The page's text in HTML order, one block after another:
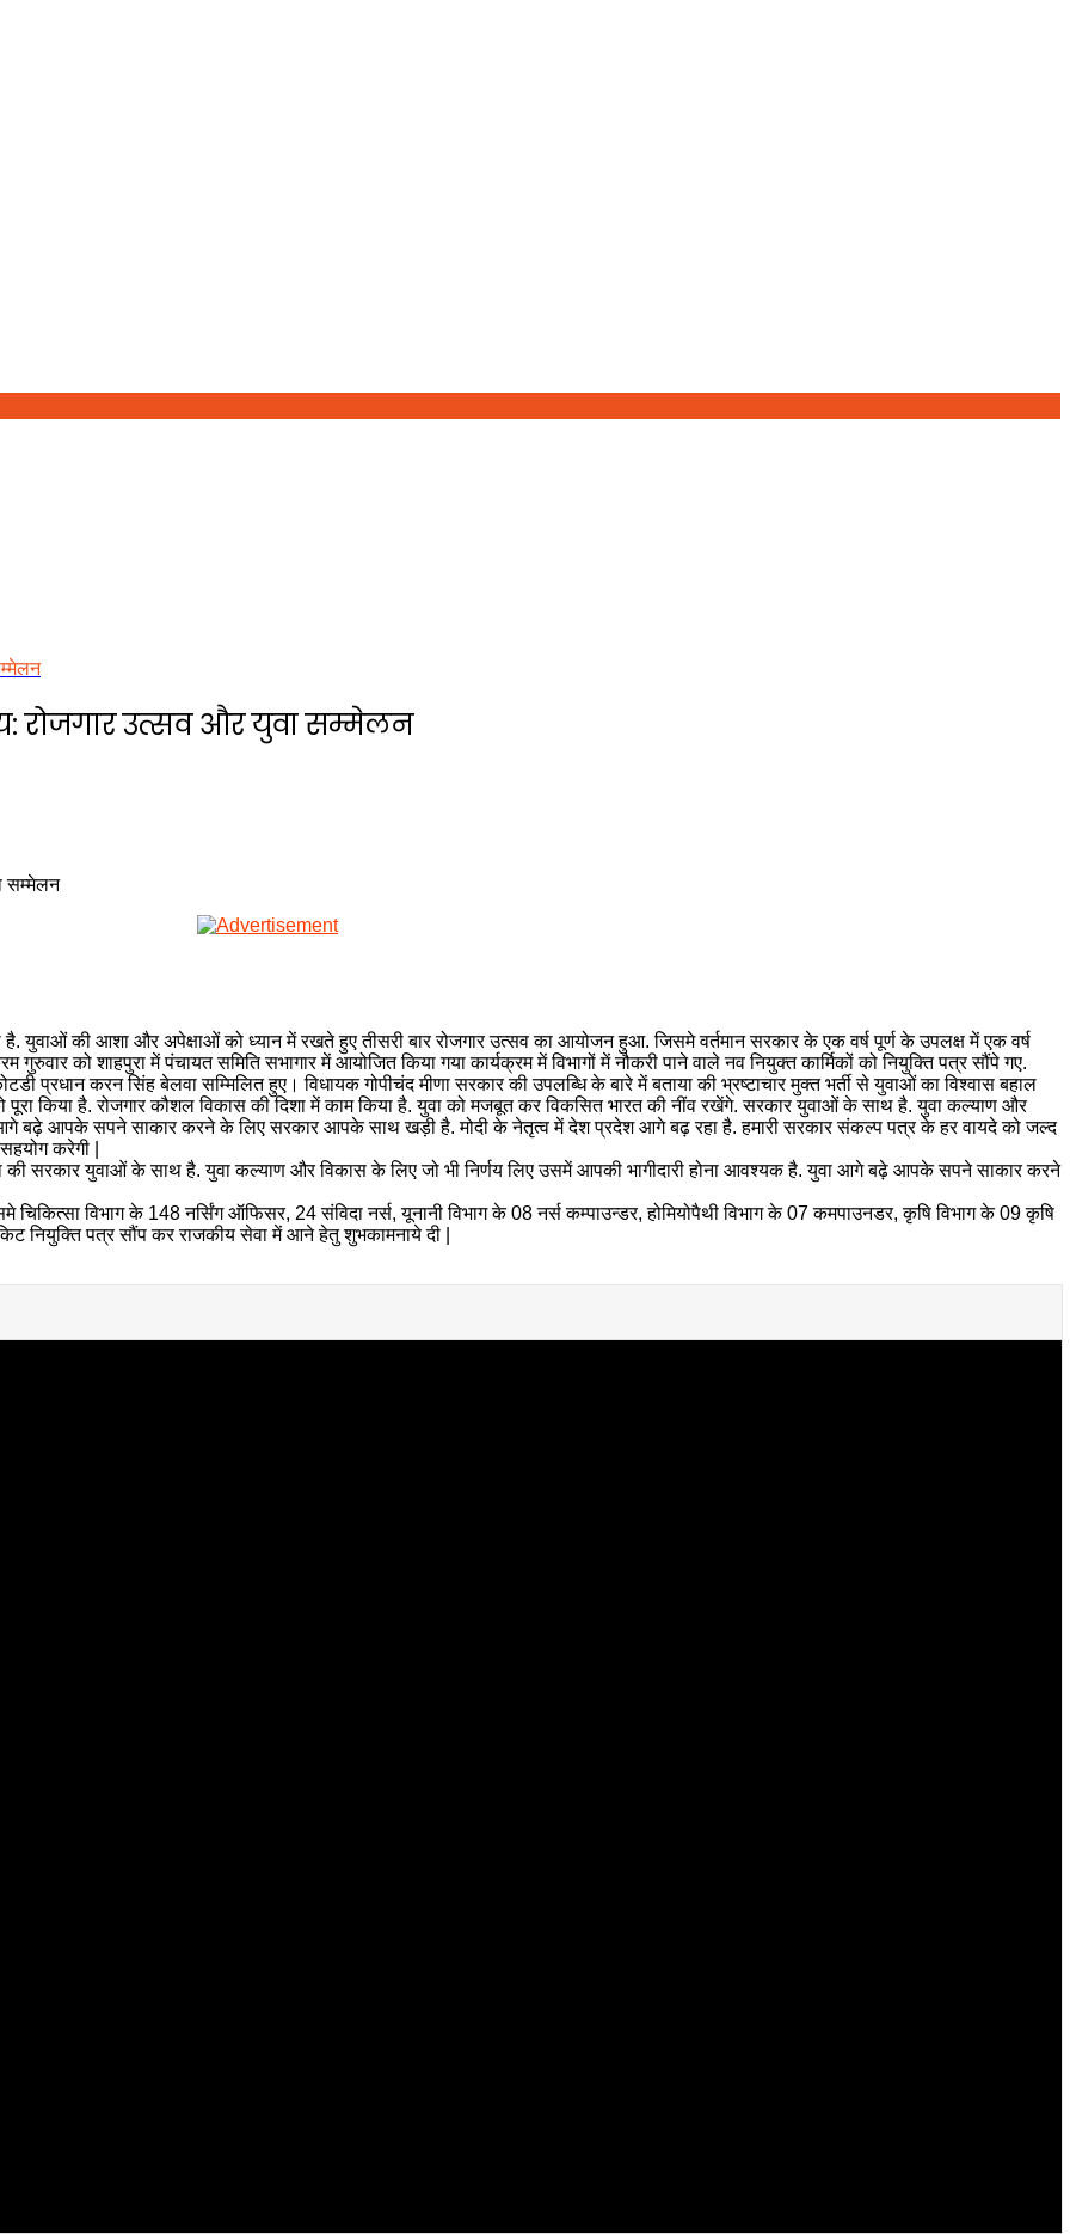
रोजगार उत्सव और युवा सम्मेलन
युवाओं की आशा और अपेक्षाओं को ध्यान में रखते हुए तीसरी बार रोजगार उत्सव का आयोजन हुआ. जिसमे वर्तमान सरकार के एक वर्ष पूर्ण के उपलक्ष में एक वर्ष
गुरुवार को शाहपुरा में पंचायत समिति सभागार में आयोजित किया गया कार्यक्रम में विभागों में नौकरी पाने वाले नव नियुक्त कार्मिकों को नियुक्ति पत्र सौंपे गए.
प्रधान करन सिंह बेलवा सम्मिलित हुए। विधायक गोपीचंद मीणा सरकार की उपलब्धि के बारे में बताया की भ्रष्टाचार मुक्त भर्ती से युवाओं का विश्वास बहाल
पूरा किया है. रोजगार कौशल विकास की दिशा में काम किया है. युवा को मजबूत कर विकसित भारत की नींव रखेंगे. सरकार युवाओं के साथ है. युवा कल्याण और
आगे बढ़े आपके सपने साकार करने के लिए सरकार आपके साथ खड़ी है. मोदी के नेतृत्व में देश प्रदेश आगे बढ़ रहा है. हमारी सरकार संकल्प पत्र के हर वायदे को जल्द
करेगी |
सरकार युवाओं के साथ है. युवा कल्याण और विकास के लिए जो भी निर्णय लिए उसमें आपकी भागीदारी होना आवश्यक है. युवा आगे बढ़े आपके सपने साकार करने
विभाग के 148 नर्सिंग ऑफिसर, 24 संविदा नर्स, यूनानी विभाग के 08 नर्स कम्पाउन्डर, होमियोपैथी विभाग के 07 कमपाउनडर, कृषि विभाग के 09 कृषि
नियुक्ति पत्र सौंप कर राजकीय सेवा में आने हेतु शुभकामनाये दी |